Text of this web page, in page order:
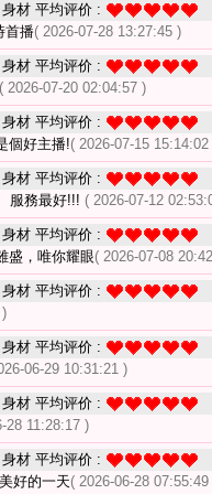
身材 平均评价 :
首播( 2026-07-28 13:27:45 )
身材 平均评价 :
( 2026-07-20 02:04:57 )
身材 平均评价 :
個好主播!( 2026-07-15 15:14:02
身材 平均评价 :
服務最好!!! ( 2026-07-12
身材 平均评价 :
盛，唯你耀眼( 2026-07-08
身材 平均评价 :
身材 平均评价 :
06-29 10:31:21 )
身材 平均评价 :
28 11:28:17 )
身材 平均评价 :
好的一天( 2026-06-28 07:55:49